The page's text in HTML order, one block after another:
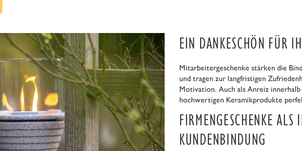
EIN DANKESCHÖN FÜR
Mitarbeitergeschenke stärken die
und tragen zur langfristigen
Motivation. Auch als Anreiz
hochwertigen Keramikprodukte
FIRMENGESCHENKE ALS
KUNDENBINDUNG